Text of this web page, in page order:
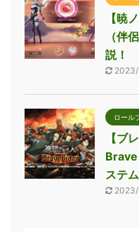
【暁
（伴
説！
ロール
【ブ
ステ